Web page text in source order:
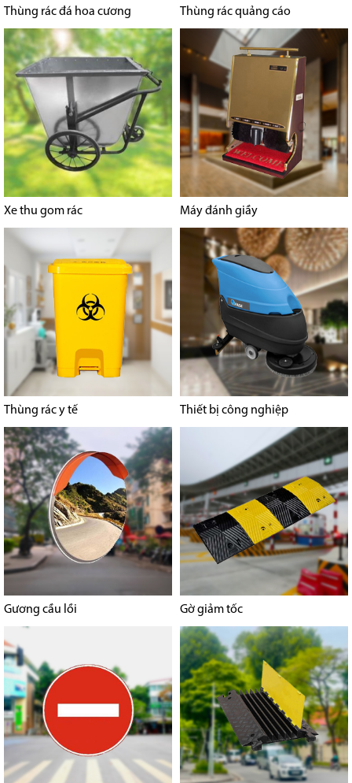
Thùng rác đá hoa cương Thùng rác quảng cáo
Xe thu gom rác Máy đánh giầy
Thùng rác y tế Thiết bị công nghiệp
Gương cầu lồi Gờ giảm tốc